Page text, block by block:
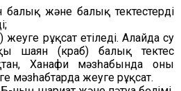
балық және балық тектестерді
рұқсат етіледі. Алайда су
шаян (краб) балық тектес
Ханафи мәзһабында оны
мәзһабтарда жеуге рұқсат.